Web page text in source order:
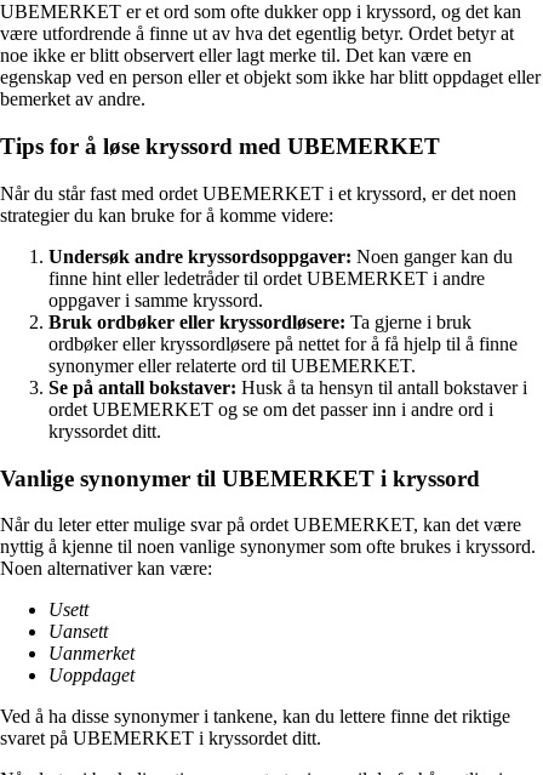
UBEMERKET er et ord som ofte dukker opp i kryssord, og det kan
være utfordrende å finne ut av hva det egentlig betyr. Ordet betyr at
noe ikke er blitt observert eller lagt merke til. Det kan være en
egenskap ved en person eller et objekt som ikke har blitt oppdaget eller
bemerket av andre.
Tips for å løse kryssord med UBEMERKET
Når du står fast med ordet UBEMERKET i et kryssord, er det noen
strategier du kan bruke for å komme videre:
Undersøk andre kryssordsoppgaver: Noen ganger kan du
finne hint eller ledetråder til ordet UBEMERKET i andre
oppgaver i samme kryssord.
Bruk ordbøker eller kryssordløsere: Ta gjerne i bruk
ordbøker eller kryssordløsere på nettet for å få hjelp til å finne
synonymer eller relaterte ord til UBEMERKET.
Se på antall bokstaver: Husk å ta hensyn til antall bokstaver i
ordet UBEMERKET og se om det passer inn i andre ord i
kryssordet ditt.
Vanlige synonymer til UBEMERKET i kryssord
Når du leter etter mulige svar på ordet UBEMERKET, kan det være
nyttig å kjenne til noen vanlige synonymer som ofte brukes i kryssord.
Noen alternativer kan være:
Usett
Uansett
Uanmerket
Uoppdaget
Ved å ha disse synonymer i tankene, kan du lettere finne det riktige
svaret på UBEMERKET i kryssordet ditt.